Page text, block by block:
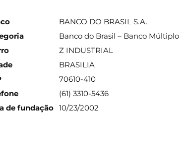
BANCO DO BRASIL S.A.
Banco do Brasil – Banco Múltiplo
Z INDUSTRIAL
BRASILIA
70610-410
(61) 3310-5436
de fundação 10/23/2002